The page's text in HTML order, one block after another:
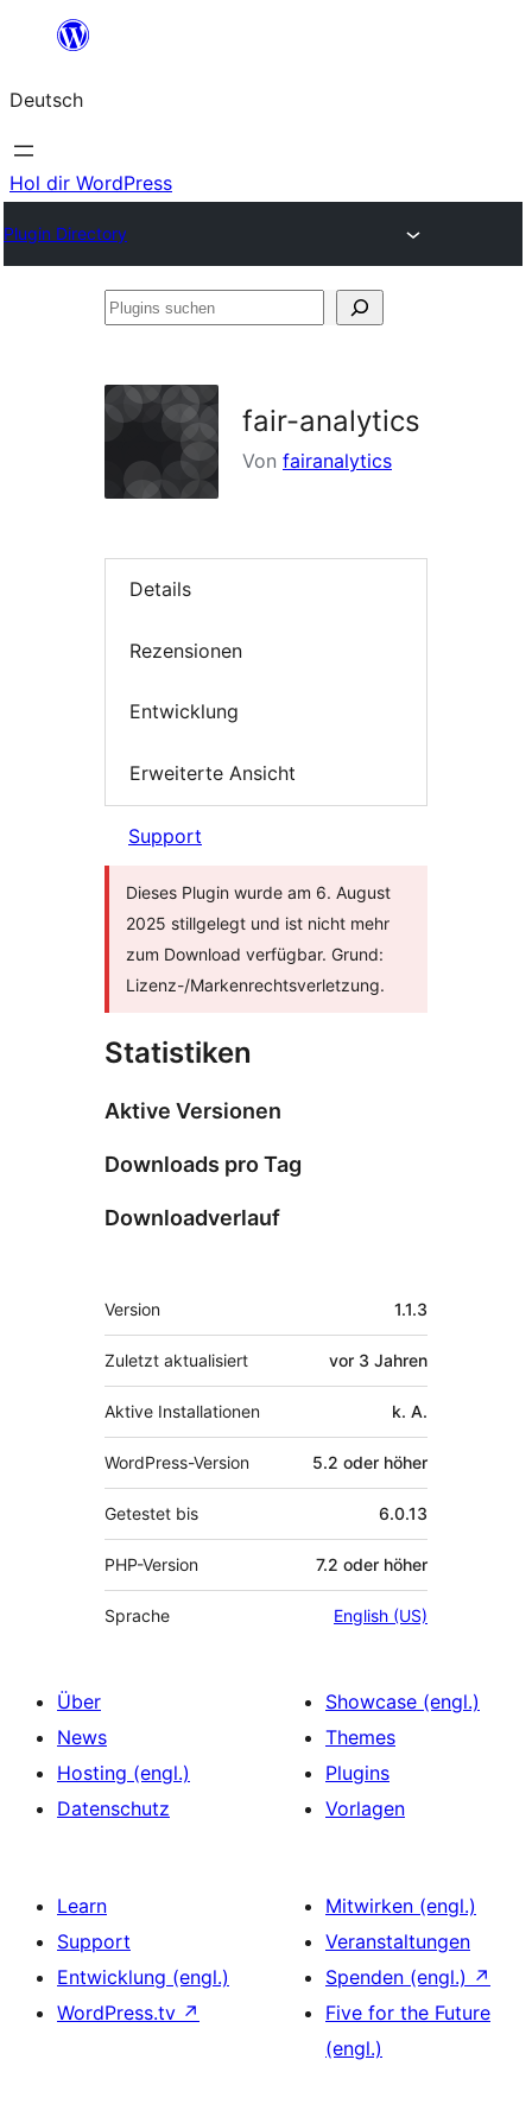
springen
Deutsch
Hol dir WordPress
Plugin Directory
Plugins
fair-analytics
Von fairanalytics
Details
Rezensionen
Entwicklung
Erweiterte Ansicht
Support
Dieses Plugin wurde am 6. August
2025 stillgelegt und ist nicht mehr
zum Download verfügbar. Grund:
Lizenz-/Markenrechtsverletzung.
Statistiken
Aktive Versionen
Downloads pro Tag
Downloadverlauf
Meta
Version 1.1.3
Zuletzt aktualisiert vor 3 Jahren
Aktive Installationen k. A.
WordPress-Version 5.2 oder höher
Getestet bis 6.0.13
PHP-Version 7.2 oder höher
Sprache English (US)
Über
News
Hosting (engl.)
Datenschutz
Showcase (engl.)
Themes
Plugins
Vorlagen
Learn
Support
Entwicklung (engl.)
WordPress.tv ↗
Mitwirken (engl.)
Veranstaltungen
Spenden (engl.) ↗
Five for the Future
(engl.)